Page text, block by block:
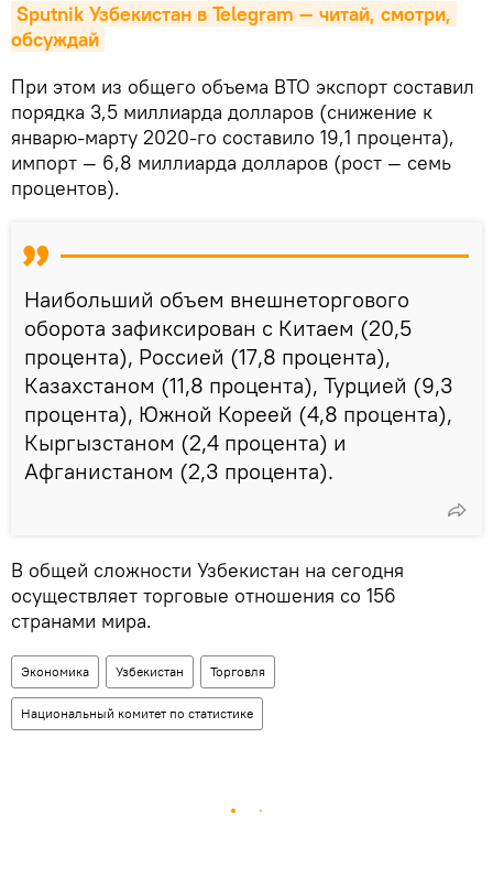
Sputnik Узбекистан в Telegram — читай, смотри,
обсуждай
При этом из общего объема ВТО экспорт составил
порядка 3,5 миллиарда долларов (снижение к
январю-марту 2020-го составило 19,1 процента),
импорт — 6,8 миллиарда долларов (рост — семь
процентов).
Наибольший объем внешнеторгового
оборота зафиксирован с Китаем (20,5
процента), Россией (17,8 процента),
Казахстаном (11,8 процента), Турцией (9,3
процента), Южной Кореей (4,8 процента),
Кыргызстаном (2,4 процента) и
Афганистаном (2,3 процента).
В общей сложности Узбекистан на сегодня
осуществляет торговые отношения со 156
странами мира.
Экономика Узбекистан Торговля
Национальный комитет по статистике